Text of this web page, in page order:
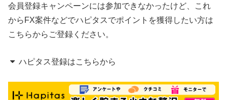
会員登録キャンペーンには参加できなかったけど、これ
からFX案件などでハピタスでポイントを獲得したい方は
こちらからご登録ください。
ハピタス登録はこちらから